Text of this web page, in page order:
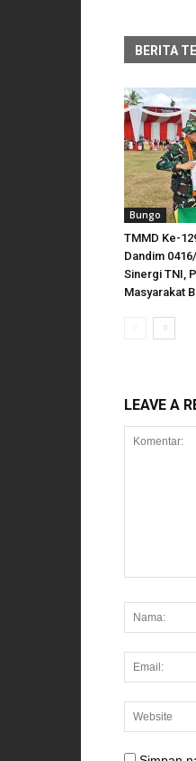
BERITA
Bungo
TMMD Ke-
Dandim
Sinergi TNI,
Masyarakat
LEAVE A